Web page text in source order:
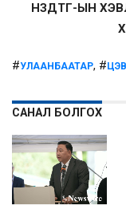
НЗДТГ-ЫН
#УЛААНБААТАР, #
САНАЛ БОЛГОХ